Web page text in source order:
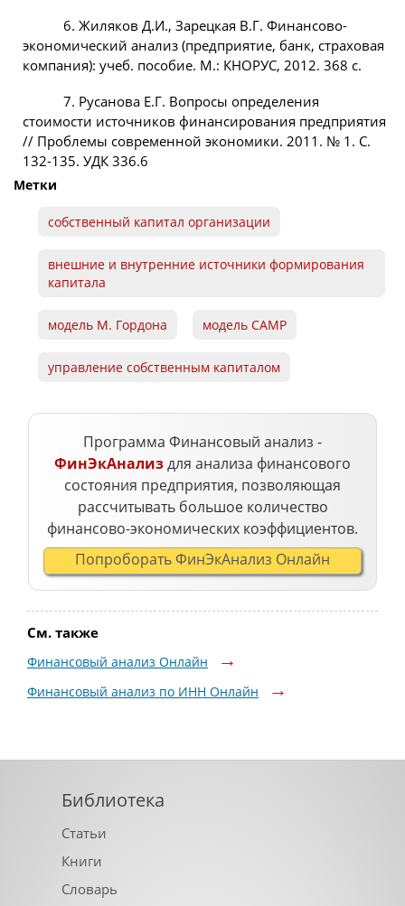
6. Жиляков Д.И., Зарецкая В.Г. Финансово-
экономический анализ (предприятие, банк, страховая
компания): учеб. пособие. М.: КНОРУС, 2012. 368 с.
7. Русанова Е.Г. Вопросы определения
стоимости источников финансирования предприятия
// Проблемы современной экономики. 2011. № 1. С.
132-135. УДК 336.6
Метки
собственный капитал организации
внешние и внутренние источники формирования
капитала
модель М. Гордона модель САМР
управление собственным капиталом
Программа Финансовый анализ -
ФинЭкАнализдля анализа финансового
состояния предприятия, позволяющая
рассчитывать большое количество
финансово-экономических коэффициентов.
Попроборать ФинЭкАнализ Онлайн
См. также
Финансовый анализ Онлайн
Финансовый анализ по ИНН Онлайн
Библиотека
Статьи
Книги
Словарь